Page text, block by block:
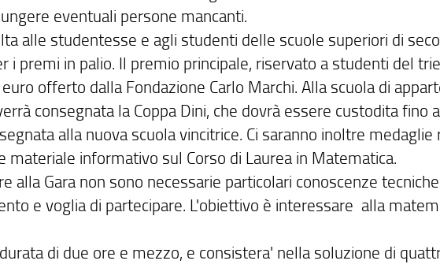
eventuali persone mancanti.
alle studentesse e agli studenti delle scuole superiori di
i premi in palio. Il premio principale, riservato a studenti del
offerto dalla Fondazione Carlo Marchi. Alla scuola di
consegnata la Coppa Dini, che dovrà essere custodita fino
alla nuova scuola vincitrice. Ci saranno inoltre
materiale informativo sul Corso di Laurea in Matematica.
alla Gara non sono necessarie particolari conoscenze
e voglia di partecipare. L'obiettivo è interessare alla
di due ore e mezzo, e consistera' nella soluzione di